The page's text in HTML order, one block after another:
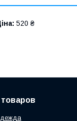
520 ₴
товаров